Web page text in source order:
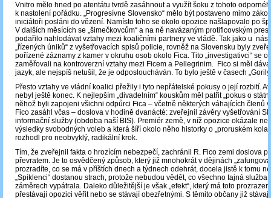
Vnitro mělo hned po atentátu tvrdě zasáhnout a využít šoku z tohoto
k nastolení pořádku. „Progresívne Slovensko“ mělo být postaveno mimo
iniciátoři posláni do vězení. Namísto toho se okolo opozice našlapovalo po
V dalších měsících se „šimečkovcům“ a na ně navázaným protificovským
podařilo nahlodávat vztahy mezi koaličními partnery ve vládě. Tak jako u nás
„řízených úniků“ z vyšetřovacích spisů policie, rovněž na Slovensku byly
pořízené záznamy z kamer v okruhu osob okolo Fica. Tito „investigativci“ se
zaměřovali na kontroverzní vztahy mezi Ficem a Pellegrinim. Fico si měl
jazyk, ale nejspíš netušil, že je odposloucháván. To bylo ještě v časech
Přesto vztahy ve vládní koalici přežily i tyto nepřátelské pokusy o její rozbití.
nebyl ještě konec. K nejlepším „divadelním“ kouskům měl patřit „pokus o
něhož byli zapojeni všichni odpůrci Fica – včetně některých váhajících členů
Fico zasáhl včas – doslova v hodině dvanácté: zveřejnil závěry vyšetřování
informační služby (obdoba naší BIS). Premiér země, v níž opozice okázale
výsledky svobodných voleb a která šíří okolo něho historky o „proruském
rozhodl pro neobvyklý, radikální krok.
Tím, že zveřejnil fakta o hrozícím nebezpečí, zachránil R. Fico zemi doslova
převratem. Je to osvědčený způsob, který již mnohokrát v dějinách
prozradíte, co se má v příštích dnech a týdnech odehrát, docela jistě k tomu
„Spiklenci“ dostanou strach, protože nebudou vědět, co všechno tajná služba
záměrech vypátrala. Daleko důležitější je však „efekt“, který má toto
přestávají opozici věřit nebo se stávají obezřetnými. S těmito občany již